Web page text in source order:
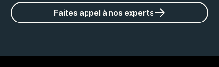
Faites appel à nos experts